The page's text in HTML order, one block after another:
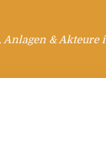
& Akteure